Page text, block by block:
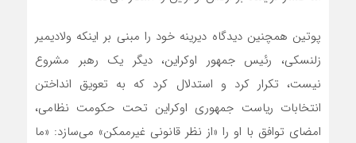
پوتین همچنین دیدگاه دیرینه خود را مبنی بر اینکه ولادیمیر
زلنسکی، رئیس جمهور اوکراین، دیگر یک رهبر مشروع
نیست، تکرار کرد و استدلال کرد که به تعویق انداختن
انتخابات ریاست جمهوری اوکراین تحت حکومت نظامی،
امضای توافق با او را «از نظر قانونی غیرممکن» می‌سازد: «ما